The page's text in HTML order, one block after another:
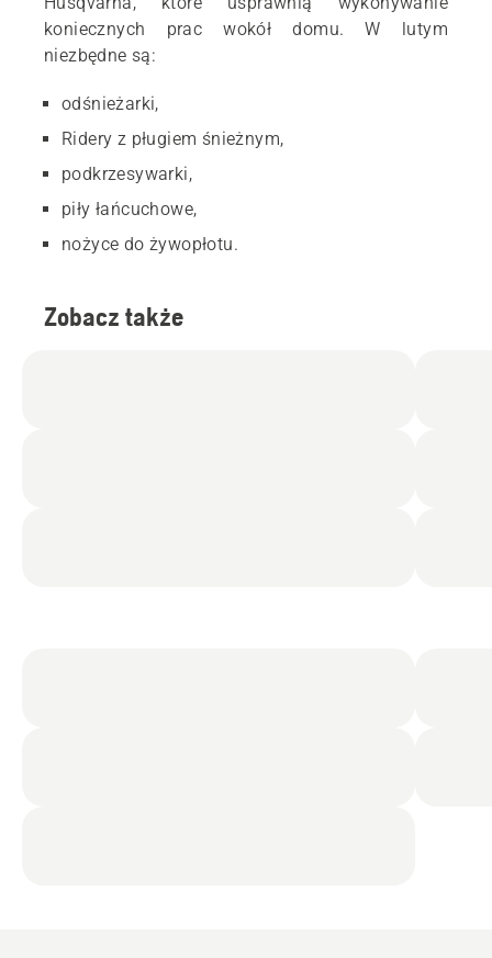
koniecznych prac wokół domu. W lutym
niezbędne są:
odśnieżarki,
Ridery z pługiem śnieżnym,
podkrzesywarki,
piły łańcuchowe,
nożyce do żywopłotu.
Zobacz także